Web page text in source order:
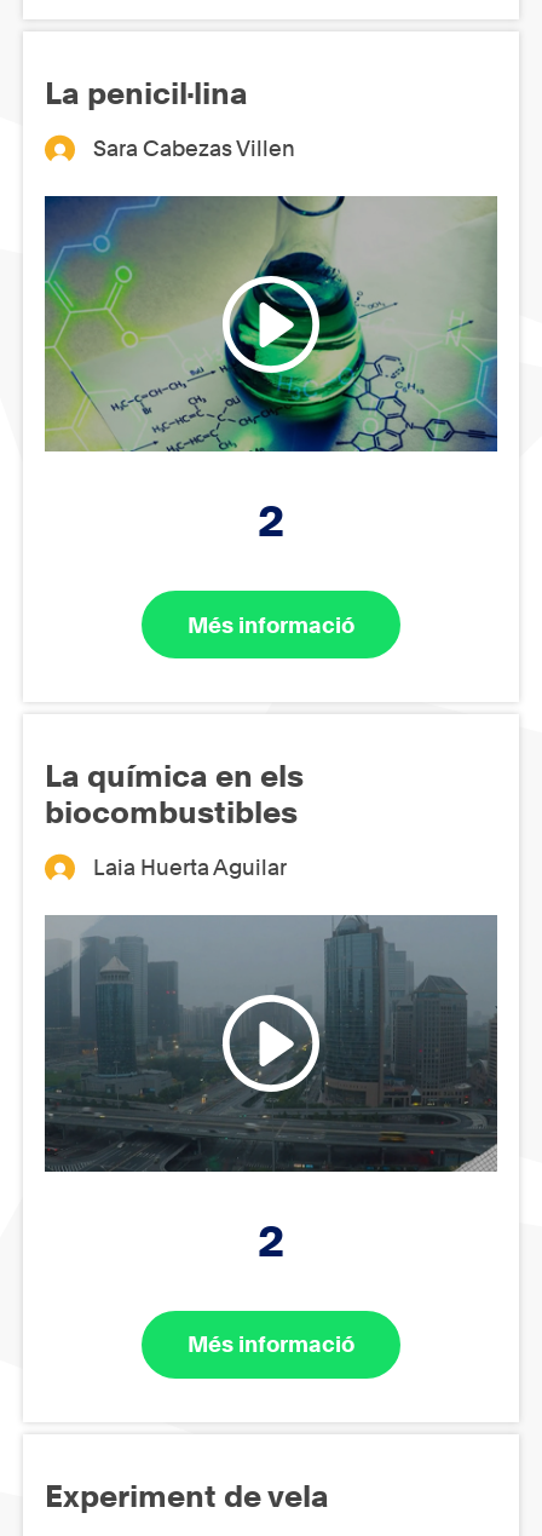
La penicil·lina
Sara Cabezas Villen
2
Més informació
La química en els
biocombustibles
Laia Huerta Aguilar
2
Més informació
Experiment de vela